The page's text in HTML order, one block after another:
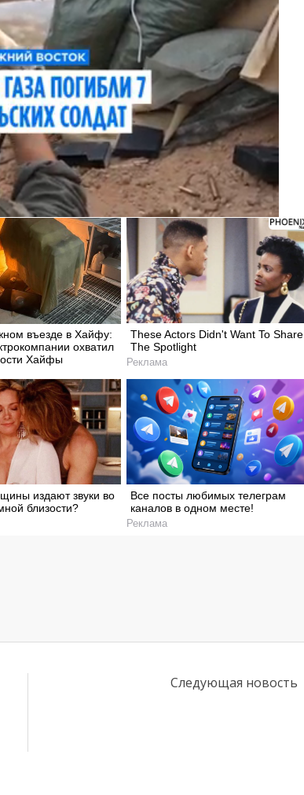
въезде в Хайфу:
охватил
Хайфы
These Actors Didn't Want To Share
The Spotlight
Реклама
издают звуки во
близости?
Все посты любимых телеграм
каналов в одном месте!
Реклама
Следующая новость